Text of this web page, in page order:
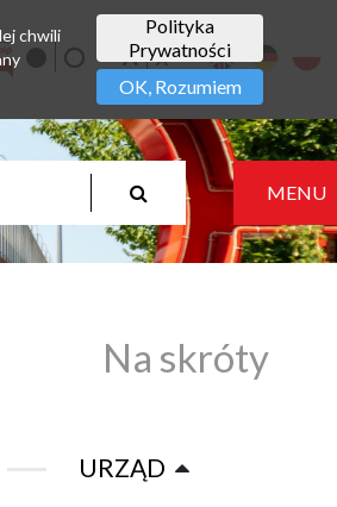
MENU
Na skróty
URZĄD
Polityka
Prywatności
OK, Rozumiem
chwili